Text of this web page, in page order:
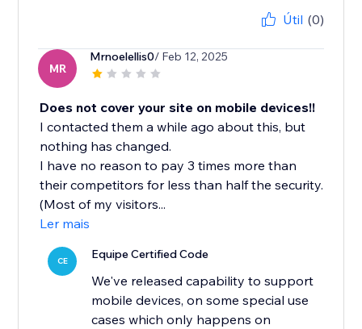
Útil (0)
MR
Mrnoelellis0/ Feb 12, 2025
Does not cover your site on mobile devices!!
I contacted them a while ago about this, but
nothing has changed.
I have no reason to pay 3 times more than
their competitors for less than half the security.
(Most of my visitors...
Ler mais
CE Equipe Certified Code
We've released capability to support
mobile devices, on some special use
cases which only happens on